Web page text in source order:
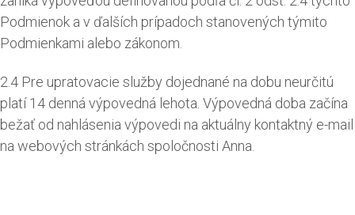
Podmienok a v ďalších prípadoch stanovených týmito
Podmienkami alebo zákonom.
2.4 Pre upratovacie služby dojednané na dobu neurčitú
platí 14 denná výpovedná lehota. Výpovedná doba začína
bežať od nahlásenia výpovedi na aktuálny kontaktný e-mail
na webových stránkách spoločnosti Anna.